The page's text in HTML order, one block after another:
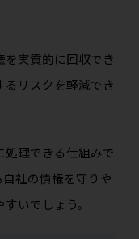
実質的に回収でき
リスクを軽減でき
処理できる仕組みで
社の債権を守りや
いでしょう。